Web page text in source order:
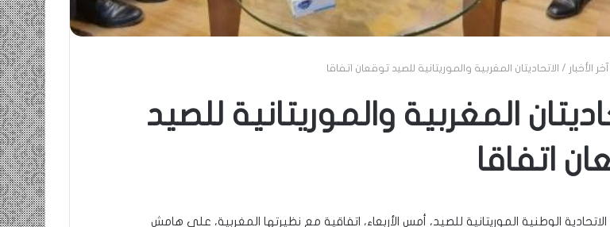
آخر الأخبار / الاتحاديتان المغربية والموريتانية للصيد توقعان اتفاقا
المغربية والموريتانية للصيد
اتفاقا
الوطنية الموريتانية للصيد، أمس الأربعاء، اتفاقية مع نظيرتها المغربية، على هامش